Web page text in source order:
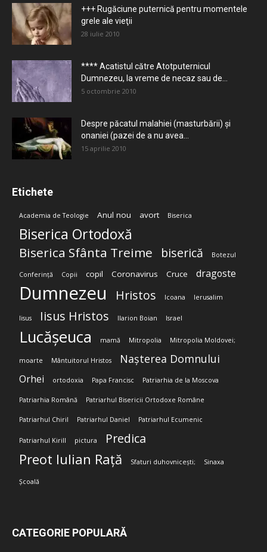
+++ Rugăciune puternică pentru momentele
grele ale vieţii
28 iulie 2010
**** Acatistul către Atotputernicul
Dumnezeu, la vreme de necaz sau de...
5 octombrie 2010
Despre păcatul malahiei (masturbării) şi
onaniei (pazei de a nu avea...
15 aprilie 2010
Etichete
Academia de Teologie Anul nou avort Biserica
Biserica Ortodoxă
Biserica Sfânta Treime biserică Botezul
Conferință Copii copil Coronavirus Cruce dragoste
Dumnezeu Hristos Icoana Ierusalim
Iisus Iisus Hristos Ilarion Boian Israel
Lucășeuca mamă Mitropolia Mitropolia Moldovei;
moarte Mântuitorul Hristos Nașterea Domnului
Orhei ortodoxia Papa Francisc Patriarhia de la Moscova
Patriarhia Română Patriarhul Bisericii Ortodoxe Române
Patriarhul Chiril Patriarhul Daniel Patriarhul Ecumenic
Patriarhul Kirill pictura Predica
Preot Iulian Rață Sfaturi duhovnicești; Sinaxa
Școală
CATEGORIE POPULARĂ